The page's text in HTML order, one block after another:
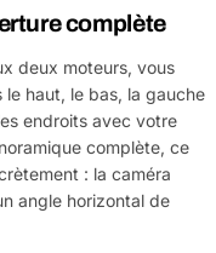
complète
deux moteurs, vous
haut, le bas, la gauche
endroits avec votre
complète, ce
: la caméra
angle horizontal de